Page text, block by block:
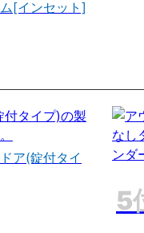
[インセット]
ア(錠付タイ